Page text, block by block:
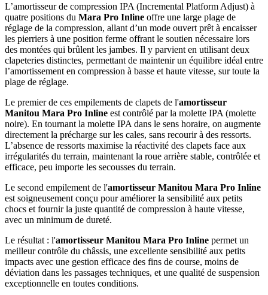
L’amortisseur de compression IPA (Incremental Platform Adjust) à
quatre positions du Mara Pro Inline offre une large plage de
réglage de la compression, allant d’un mode ouvert prêt à encaisser
les pierriers à une position ferme offrant le soutien nécessaire lors
des montées qui brûlent les jambes. Il y parvient en utilisant deux
clapeteries distinctes, permettant de maintenir un équilibre idéal entre
l’amortissement en compression à basse et haute vitesse, sur toute la
plage de réglage.
Le premier de ces empilements de clapets de l'amortisseur
Manitou Mara Pro Inline est contrôlé par la molette IPA (molette
noire). En tournant la molette IPA dans le sens horaire, on augmente
directement la précharge sur les cales, sans recourir à des ressorts.
L’absence de ressorts maximise la réactivité des clapets face aux
irrégularités du terrain, maintenant la roue arrière stable, contrôlée et
efficace, peu importe les secousses du terrain.
Le second empilement de l'amortisseur Manitou Mara Pro Inline
est soigneusement conçu pour améliorer la sensibilité aux petits
chocs et fournir la juste quantité de compression à haute vitesse,
avec un minimum de dureté.
Le résultat : l'amortisseur Manitou Mara Pro Inline permet un
meilleur contrôle du châssis, une excellente sensibilité aux petits
impacts avec une gestion efficace des fins de course, moins de
déviation dans les passages techniques, et une qualité de suspension
exceptionnelle en toutes conditions.